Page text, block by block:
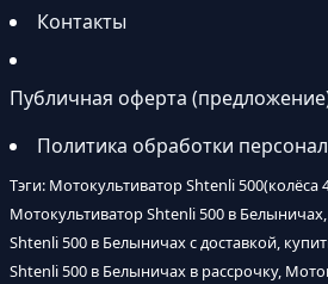
Контакты
Публичная оферта
Политика обработки
Тэги: Мотокультиватор Shtenli 500(колёса
Мотокультиватор Shtenli 500 в
Shtenli 500 в Белыничах с доставкой,
Shtenli 500 в Белыничах в рассрочку,